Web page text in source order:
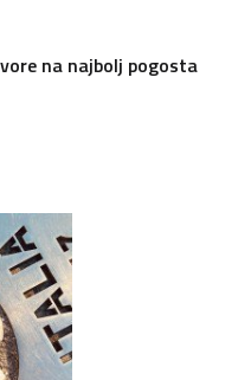
na najbolj pogosta